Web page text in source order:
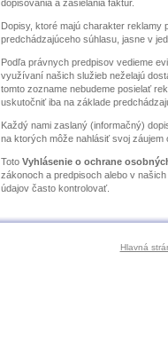
dopisovania a zasielania faktúr.
Dopisy, ktoré majú charakter reklamy
predchádzajúceho súhlasu, jasne v
Podľa právnych predpisov vedieme
využívaní našich služieb neželajú
tomto zozname nebudeme posielať
uskutočniť iba na základe
Každý nami zaslaný (informačný)
na ktorých môže nahlásiť svoj záujem
Toto Vyhlásenie o ochrane
zákonoch a predpisoch alebo v
údajov často kontrolovať.
Hlavná